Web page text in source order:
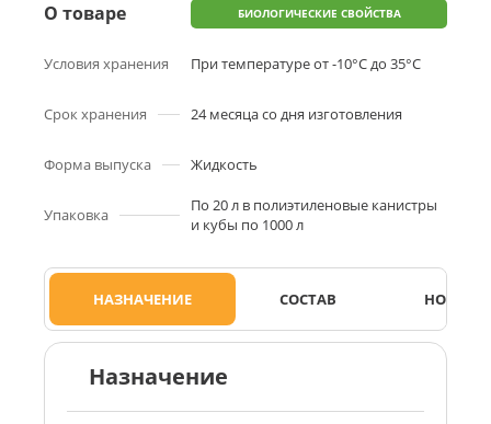
О товаре БИОЛОГИЧЕСКИЕ СВОЙСТВА
Условия хранения При температуре от -10°С до 35°С
Срок хранения 24 месяца со дня изготовления
Форма выпуска Жидкость
Упаковка
По 20 л в полиэтиленовые канистры
и кубы по 1000 л
НАЗНАЧЕНИЕ СОСТАВ НОРМЫ
Назначение